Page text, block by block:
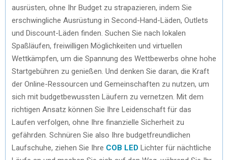
ausrüsten, ohne Ihr Budget zu strapazieren, indem Sie
erschwingliche Ausrüstung in Second-Hand-Läden, Outlets
und Discount-Läden finden. Suchen Sie nach lokalen
Spaßläufen, freiwilligen Möglichkeiten und virtuellen
Wettkämpfen, um die Spannung des Wettbewerbs ohne hohe
Startgebühren zu genießen. Und denken Sie daran, die Kraft
der Online-Ressourcen und Gemeinschaften zu nutzen, um
sich mit budgetbewussten Läufern zu vernetzen. Mit dem
richtigen Ansatz können Sie Ihre Leidenschaft für das
Laufen verfolgen, ohne Ihre finanzielle Sicherheit zu
gefährden. Schnüren Sie also Ihre budgetfreundlichen
Laufschuhe, ziehen Sie Ihre COB LED Lichter für nächtliche